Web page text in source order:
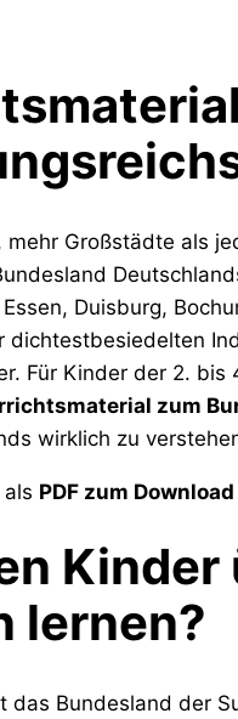
mehr Großstädte als
Duisburg,
dichtestbesiedelten
Für Kinder der 2.
zum
wirklich zu
PDF zum Download
lernen?
das Bundesland der